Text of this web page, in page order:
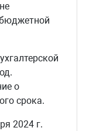
о
срока.
2024 г.